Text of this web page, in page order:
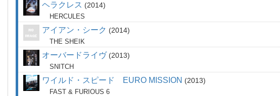
ヘラクレス 2014
HERCULES
アイアン・シーク 2014
THE SHEIK
オーバードライヴ 2013
SNITCH
ワイルド・スピード EURO MISSION 2013
FAST & FURIOUS 6